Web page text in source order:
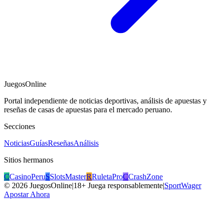
JuegosOnline
Portal independiente de noticias deportivas, análisis de apuestas y
reseñas de casas de apuestas para el mercado peruano.
Secciones
NoticiasGuíasReseñasAnálisis
Sitios hermanos
CCasinoPeruSSlotsMasterRRuletaProCCrashZone
© 2026 JuegosOnline|18+ Juega responsablemente|SportWager
Apostar Ahora